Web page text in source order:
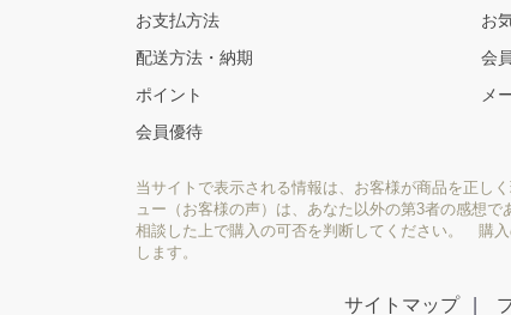
お支払方法
配送方法・納期
ポイント
会員優待
お
会
メ
当サイトで表示される情報は、お客様が商品を正し
ュー（お客様の声）は、あなた以外の第3者の感想
相談した上で購入の可否を判断してください。 購
します。
サイトマップ